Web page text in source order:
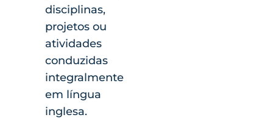
disciplinas,
projetos ou
atividades
conduzidas
integralmente
em língua
inglesa.